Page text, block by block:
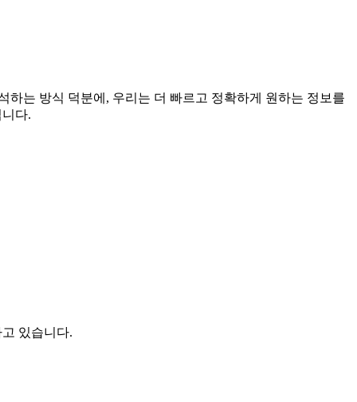
는 방식 덕분에, 우리는 더 빠르고 정확하게 원하는 정보를
다.
있습니다.